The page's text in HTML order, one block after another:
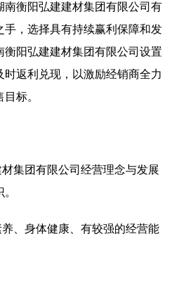
衡阳弘建建材集团有限公司有
手，选择具有持续赢利保障和发
衡阳弘建建材集团有限公司设置
返利兑现，以激励经销商全力
标。
集团有限公司经营理念与发展
、身体健康、有较强的经营能